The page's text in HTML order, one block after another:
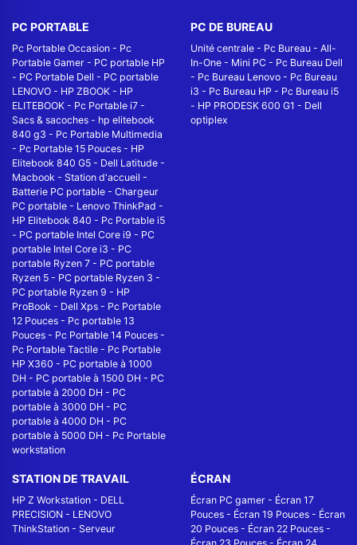
PC PORTABLE
Pc Portable Occasion - Pc
Portable Gamer - PC portable HP
- PC Portable Dell - PC portable
LENOVO - HP ZBOOK - HP
ELITEBOOK - Pc Portable i7 -
Sacs & sacoches - hp elitebook
840 g3 - Pc Portable Multimedia
- Pc Portable 15 Pouces - HP
Elitebook 840 G5 - Dell Latitude -
Macbook - Station d'accueil -
Batterie PC portable - Chargeur
PC portable - Lenovo ThinkPad -
HP Elitebook 840 - Pc Portable i5
- PC portable Intel Core i9 - PC
portable Intel Core i3 - PC
portable Ryzen 7 - PC portable
Ryzen 5 - PC portable Ryzen 3 -
PC portable Ryzen 9 - HP
ProBook - Dell Xps - Pc Portable
12 Pouces - Pc portable 13
Pouces - Pc Portable 14 Pouces -
Pc Portable Tactile - Pc Portable
HP X360 - PC portable à 1000
DH - PC portable à 1500 DH - PC
portable à 2000 DH - PC
portable à 3000 DH - PC
portable à 4000 DH - PC
portable à 5000 DH - Pc Portable
workstation
PC DE BUREAU
Unité centrale - Pc Bureau - All-
In-One - Mini PC - Pc Bureau Dell
- Pc Bureau Lenovo - Pc Bureau
i3 - Pc Bureau HP - Pc Bureau i5
- HP PRODESK 600 G1 - Dell
optiplex
STATION DE TRAVAIL
HP Z Workstation - DELL
PRECISION - LENOVO
ThinkStation - Serveur
ÉCRAN
Écran PC gamer - Écran 17
Pouces - Écran 19 Pouces - Écran
20 Pouces - Écran 22 Pouces -